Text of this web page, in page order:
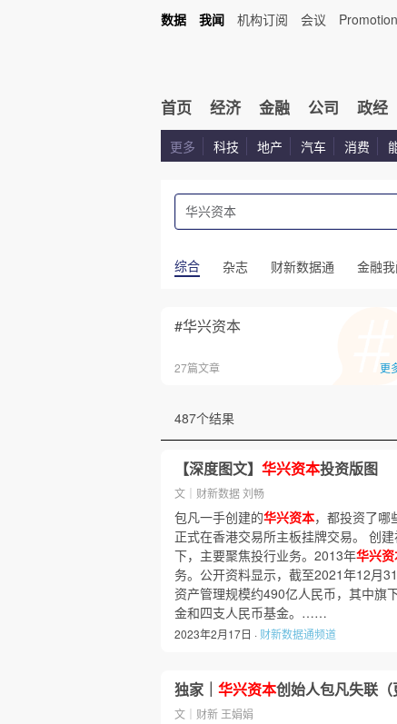
数据 我闻 机构订阅 会议 Promotion
首页 经济 金融 公司 政经
更多 科技 地产 汽车 消费
综合 杂志 财新数据通 金融
#华兴资本
27篇文章 更
487个结果
【深度图文】 华兴资本投资版图
文｜财新数据 刘畅
包凡一手创建的华兴资本，都投资了
正式在香港交易所主板挂牌交易。 创建
下，主要聚焦投行业务。2013年华兴
务。公开资料显示，截至2021年12月31
资产管理规模约490亿人民币，其中旗
金和四支人民币基金。……
2023年2月17日 · 财新数据通频道
独家｜ 华兴资本创始人包凡失联（
文｜财新 王娟娟